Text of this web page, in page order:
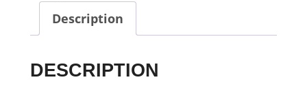
Description
DESCRIPTION